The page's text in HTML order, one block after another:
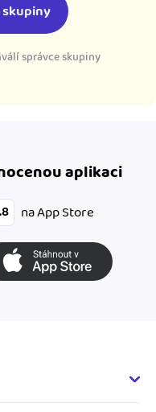
správce skupiny
aplikaci
na App Store